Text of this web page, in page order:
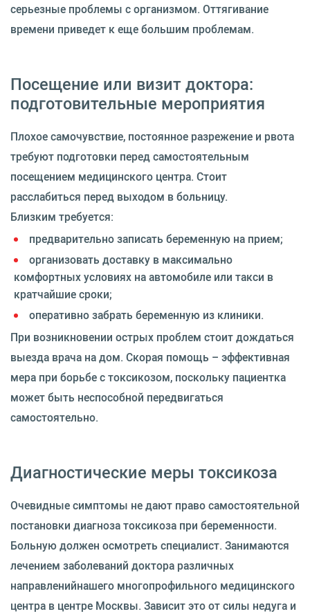
серьезные проблемы с организмом. Оттягивание
времени приведет к еще большим проблемам.
Посещение или визит доктора:
подготовительные мероприятия
Плохое самочувствие, постоянное разрежение и рвота
требуют подготовки перед самостоятельным
посещением медицинского центра. Стоит
расслабиться перед выходом в больницу.
Близким требуется:
предварительно записать беременную на прием;
организовать доставку в максимально
комфортных условиях на автомобиле или такси в
кратчайшие сроки;
оперативно забрать беременную из клиники.
При возникновении острых проблем стоит дождаться
выезда врача на дом. Скорая помощь – эффективная
мера при борьбе с токсикозом, поскольку пациентка
может быть неспособной передвигаться
самостоятельно.
Диагностические меры токсикоза
Очевидные симптомы не дают право самостоятельной
постановки диагноза токсикоза при беременности.
Больную должен осмотреть специалист. Занимаются
лечением заболеваний доктора различных
направленийнашего многопрофильного медицинского
центра в центре Москвы. Зависит это от силы недуга и